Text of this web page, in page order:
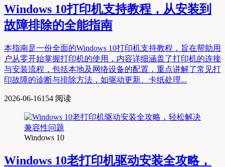
Windows 10打印机支持教程，从安装到
故障排除的全能指南
本指南是一份全面的Windows 10打印机支持教程，旨在帮助用
户从零开始掌握打印机的使用，内容详细涵盖了打印机的连接
与安装流程，包括本地及网络设备的配置，重点讲解了常见打
印故障的诊断与排除方法，如驱动更新、卡纸处理...
2026-06-16154 阅读
Windows 10
Windows 10老打印机驱动安装全攻略，